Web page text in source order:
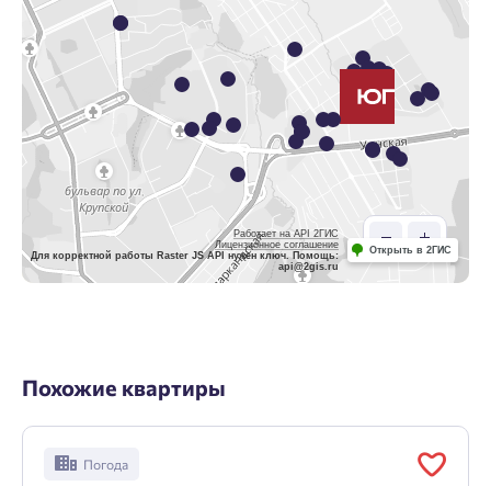
Работает на API 2ГИС
Лицензионное соглашение
Для корректной работы Raster JS API нужен ключ. Помощь:
api@2gis.ru
Открыть в 2ГИС
Похожие квартиры
Погода